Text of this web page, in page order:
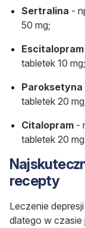
Sertralina -
50 mg;
Escitalopram
tabletek 10 mg;
Paroksetyna
tabletek 20
Citalopram -
tabletek 20
recepty
Leczenie
dlatego w czasie